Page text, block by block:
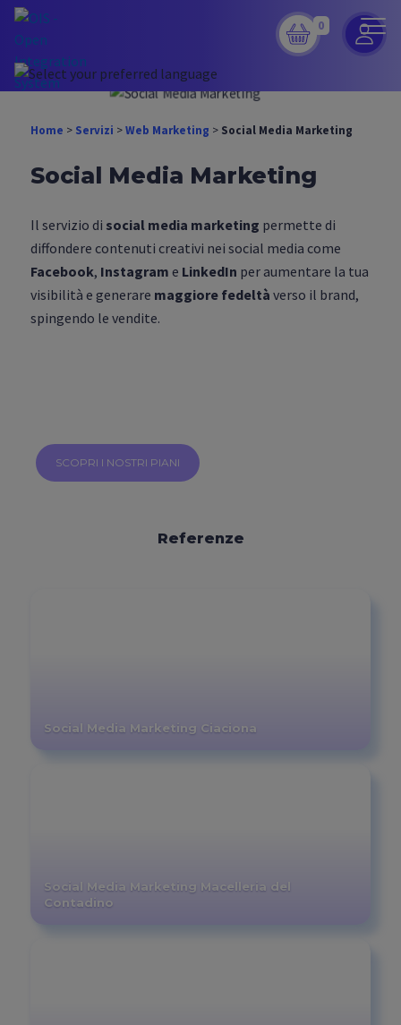
0
Home > Servizi >Web Marketing > Social Media Marketing
Social Media Marketing
Il servizio di social media marketing permette di
diffondere contenuti creativi nei social media come
Facebook, Instagram e LinkedIn per aumentare la tua
visibilità e generare maggiore fedeltà verso il brand,
spingendo le vendite.
SCOPRI I NOSTRI PIANI
Referenze
Social Media Marketing Ciaciona
Social Media Marketing Macelleria del
Contadino